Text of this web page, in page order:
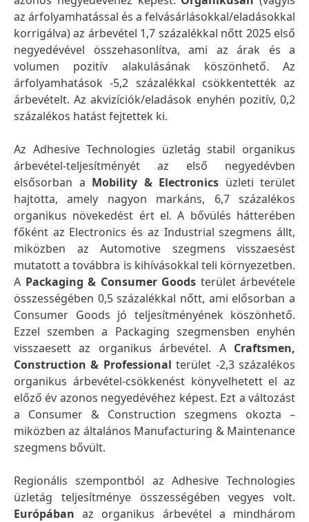
az árfolyamhatással és a felvásárlásokkal/eladásokkal
korrigálva) az árbevétel 1,7 százalékkal nőtt 2025 első
negyedévével összehasonlítva, ami az árak és a
volumen pozitív alakulásának köszönhető. Az
árfolyamhatások -5,2 százalékkal csökkentették az
árbevételt. Az akvizíciók/eladások enyhén pozitív, 0,2
százalékos hatást fejtettek ki.
Az Adhesive Technologies üzletág stabil organikus
árbevétel-teljesítményét az első negyedévben
elsősorban a Mobility & Electronics üzleti terület
hajtotta, amely nagyon markáns, 6,7 százalékos
organikus növekedést ért el. A bővülés hátterében
főként az Electronics és az Industrial szegmens állt,
miközben az Automotive szegmens visszaesést
mutatott a továbbra is kihívásokkal teli környezetben.
A Packaging & Consumer Goods terület árbevétele
összességében 0,5 százalékkal nőtt, ami elősorban a
Consumer Goods jó teljesítményének köszönhető.
Ezzel szemben a Packaging szegmensben enyhén
visszaesett az organikus árbevétel. A Craftsmen,
Construction & Professional terület -2,3 százalékos
organikus árbevétel-csökkenést könyvelhetett el az
előző év azonos negyedévéhez képest. Ezt a változást
a Consumer & Construction szegmens okozta –
miközben az általános Manufacturing & Maintenance
szegmens bővült.
Regionális szempontból az Adhesive Technologies
üzletág teljesítménye összességében vegyes volt.
Európában az organikus árbevétel a mindhárom